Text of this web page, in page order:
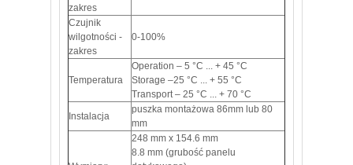
zakres
Czujnik
wilgotności -
zakres
0-100%
Temperatura
Operation – 5 °C ... + 45 °C
Storage –25 °C ... + 55 °C
Transport – 25 °C ... + 70 °C
Instalacja
puszka montażowa 86mm lub 80
mm
248 mm x 154.6 mm
8.8 mm (grubość panelu